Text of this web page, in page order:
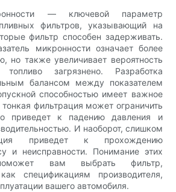
— ключевой параметр
фильтров, указывающий на
фильтр способен задерживать.
микронности означает более
но также увеличивает вероятность
загрязнено. Разработка
балансом между показателем
способностью имеет важное
фильтрация может ограничить
приведет к падению давления и
И наоборот, слишком
приведет к прохождению
и неисправности. Понимание этих
вам выбрать фильтр,
спецификациям производителя,
вашего автомобиля.